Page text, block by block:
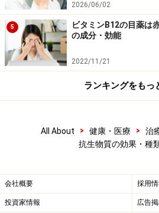
代表的な薬はアミノグリコシド
ミカシン硫酸塩：注射）、ゲン
ン）など、テトラサイクリン系
ロマイシン（クラリス、クラリ
クロラムフェニコール（クロロ
などがあります。
■DNA合成阻害薬
細菌が増殖するために必要な遺
が作られるのを阻害して菌を殺す
2026/06/02
5
ビタミンB12の目薬は
の成分・効能
2022/11/21
ランキングをもっ
All About > 健康・医療 > 治
抗生物質の効果・種
会社概要 採用
投資家情報 広告